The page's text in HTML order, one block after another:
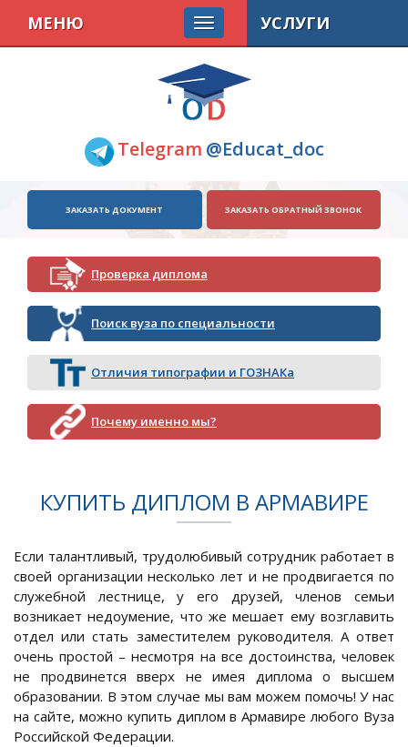
Telegram @Educat_doc
МЕНЮ
ЗАКАЗАТЬ ДОКУМЕНТ ЗАКАЗАТЬ ОБРАТНЫЙ ЗВОНОК
Проверка диплома
Поиск вуза по специальности
Отличия типографии и ГОЗНАКа
Почему именно мы?
УСЛУГИ
КУПИТЬ ДИПЛОМ В АРМАВИРЕ
Если талантливый, трудолюбивый сотрудник работает в
своей организации несколько лет и не продвигается по
служебной лестнице, у его друзей, членов семьи
возникает недоумение, что же мешает ему возглавить
отдел или стать заместителем руководителя. А ответ
очень простой – несмотря на все достоинства, человек
не продвинется вверх не имея диплома о высшем
образовании. В этом случае мы вам можем помочь! У нас
на сайте, можно купить диплом в Армавире любого Вуза
Российской Федерации.